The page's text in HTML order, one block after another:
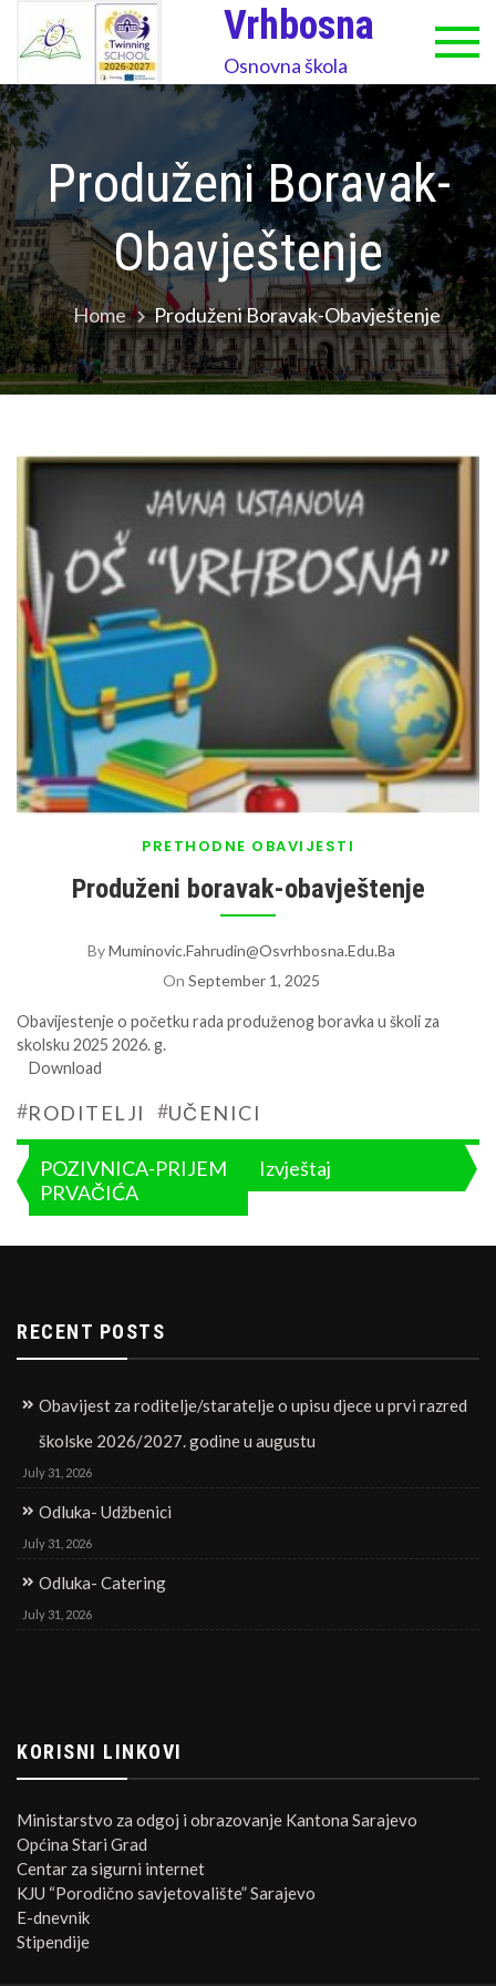
Vrhbosna
Osnovna škola
Produženi Boravak-
Obavještenje
Home Produženi Boravak-Obavještenje
PRETHODNE OBAVIJESTI
Produženi boravak-obavještenje
ByMuminovic.fahrudin@osvrhbosna.edu.ba
On September 1, 2025
Obavijestenje o početku rada produženog boravka u školi za
skolsku 2025 2026. g.
Download
#RODITELJI #UČENICI
Post
navigation
POZIVNICA-PRIJEM
PRVAČIĆA
Izvještaj
RECENT POSTS
Obavijest za roditelje/staratelje o upisu djece u prvi razred
školske 2026/2027. godine u augustu
July 31, 2026
Odluka- Udžbenici
July 31, 2026
Odluka- Catering
July 31, 2026
KORISNI LINKOVI
Ministarstvo za odgoj i obrazovanje Kantona Sarajevo
Općina Stari Grad
Centar za sigurni internet
KJU “Porodično savjetovalište” Sarajevo
E-dnevnik
Stipendije